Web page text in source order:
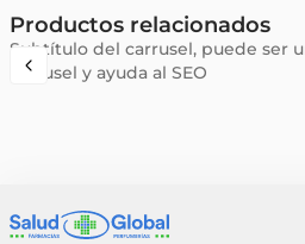
Productos relacionados
Subtítulo del carrusel, puede ser
carrusel y ayuda al SEO